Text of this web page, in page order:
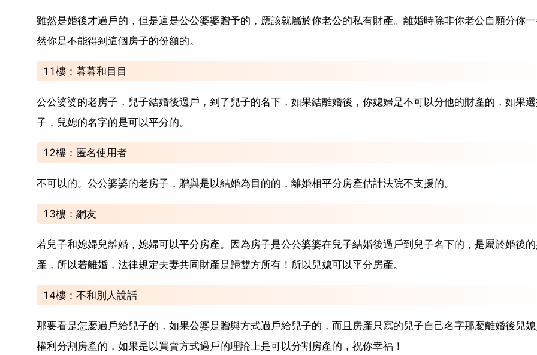
雖然是婚後才過戶的，但是這是公公婆婆贈予的，應該就屬於你老公的私有財產。離婚時除非你老公自願分你
然你是不能得到這個房子的份額的。
11樓：暮暮和目目
公公婆婆的老房子，兒子結婚後過戶，到了兒子的名下，如果結離婚後，你媳婦是不可以分他的財產的，如果
子，兒媳的名字的是可以平分的。
12樓：匿名使用者
不可以的。公公婆婆的老房子，贈與是以結婚為目的的，離婚相平分房產估計法院不支援的。
13樓：網友
若兒子和媳婦兒離婚，媳婦可以平分房產。因為房子是公公婆婆在兒子結婚後過戶到兒子名下的，是屬於婚後
產，所以若離婚，法律規定夫妻共同財產是歸雙方所有！所以兒媳可以平分房產。
14樓：不和別人說話
那要看是怎麼過戶給兒子的，如果公婆是贈與方式過戶給兒子的，而且房產只寫的兒子自己名字那麼離婚後兒
權利分割房產的，如果是以買賣方式過戶的理論上是可以分割房產的，祝你幸福！